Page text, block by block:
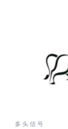
多 头 信 号